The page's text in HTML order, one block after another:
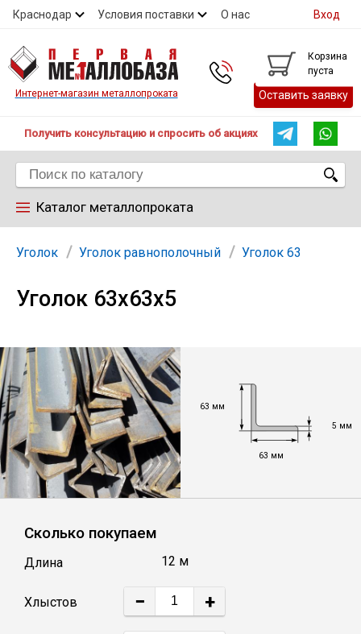
Краснодар Условия поставки О нас
Контакты
Контакты
Вход
Интернет-магазин металлопроката
Корзина
пуста
Оставить заявку
Получить консультацию и спросить об акциях
Каталог металлопроката
Арматура
Труба
Лист
Уголок
Балка
Швеллер
Квадрат
Труба профильная
Уголок Уголок равнополочный Уголок 63
Уголок 63х63х5
63 мм
63 мм
5 мм
Сколько покупаем
Длина 12 м
Хлыстов − +